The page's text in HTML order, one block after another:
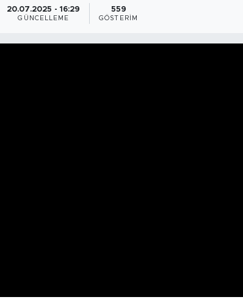
20.07.2025 - 16:29
GÜNCELLEME
559
GÖSTERIM